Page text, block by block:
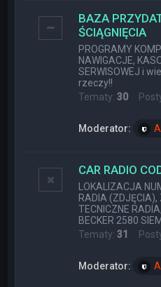
BAZA
ŚCIĄGNIĘCIA
PROGRAMY
NAWIGACJE,
SERWISOWEJ i
rzeczy!!
Tematy:30
Moderator:
CAR RADIO
LOKALIZACJA
RADIA (ZDJĘCIA),
TECNICZNE
BECKER 2580
Tematy:31
Moderator: